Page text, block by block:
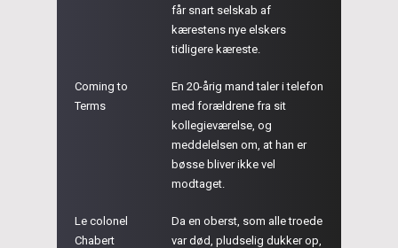
får snart selskab af
kærestens nye elskers
tidligere kæreste.
Coming to
Terms
En 20-årig mand taler i telefon
med forældrene fra sit
kollegieværelse, og
meddelelsen om, at han er
bøsse bliver ikke vel
modtaget.
Le colonel
Chabert
Da en oberst, som alle troede
var død, pludselig dukker op,